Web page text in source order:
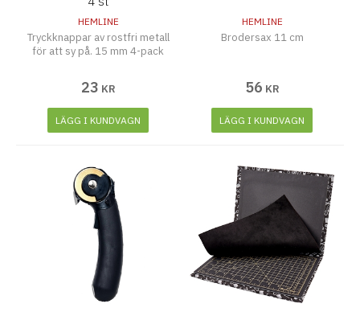
HEMLINE
Tryckknappar av rostfri metall
för att sy på. 15 mm 4-pack
23 KR
LÄGG I KUNDVAGN
HEMLINE
Brodersax 11 cm
56 KR
LÄGG I KUNDVAGN